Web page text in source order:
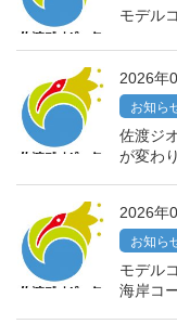
モデル
2026年
お知ら
佐渡ジ
が変わ
2026年
お知ら
モデル
海岸コ